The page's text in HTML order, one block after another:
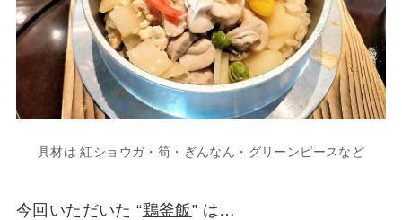
具材は 紅ショウガ・筍・ぎんなん・グリーンピースなど
今回いただいた “鶏釜飯” は…